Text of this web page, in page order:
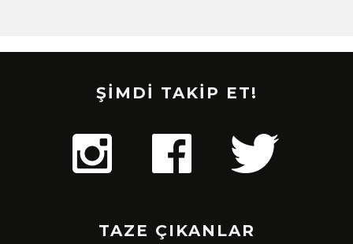
ŞİMDİ TAKİP ET!
TAZE ÇIKANLAR